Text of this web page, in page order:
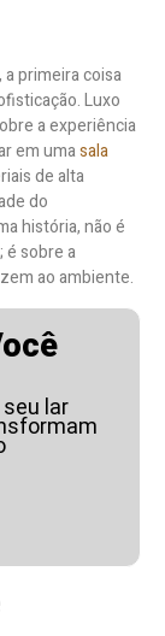
primeira coisa
Luxo
a experiência
em umasala
de alta
do
história, não é
é sobre a
ao ambiente.
lar